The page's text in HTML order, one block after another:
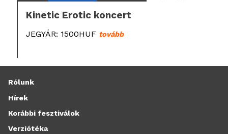
Kinetic Erotic koncert
JEGYÁR: 1500HUF tovább
Rólunk
Hírek
Korábbi fesztiválok
Verziótéka